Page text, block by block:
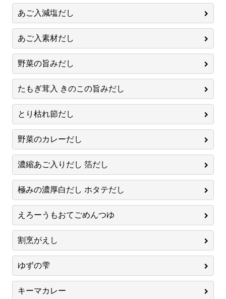
あご入減塩だし
あご入素材だし
野菜の旨みだし
たもぎ茸入 きのこの旨みだし
とり枯れ節だし
野菜のカレーだし
濃縮あご入りだし 箔だし
極みの濃厚白だし ホタテだし
えろーうもおてごめんつゆ
割烹がえし
ゆずの雫
キーマカレー